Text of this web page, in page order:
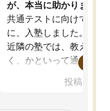
が、本当に助かりました
共通テストに向けての追
に、入塾しました。田舎
近隣の塾では、教えても
く、かといって通うには
可能なので本当に助か
投稿日：